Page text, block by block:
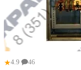
★4.9 46